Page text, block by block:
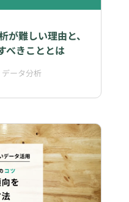
が難しい理由と、
べきこととは
データ分析